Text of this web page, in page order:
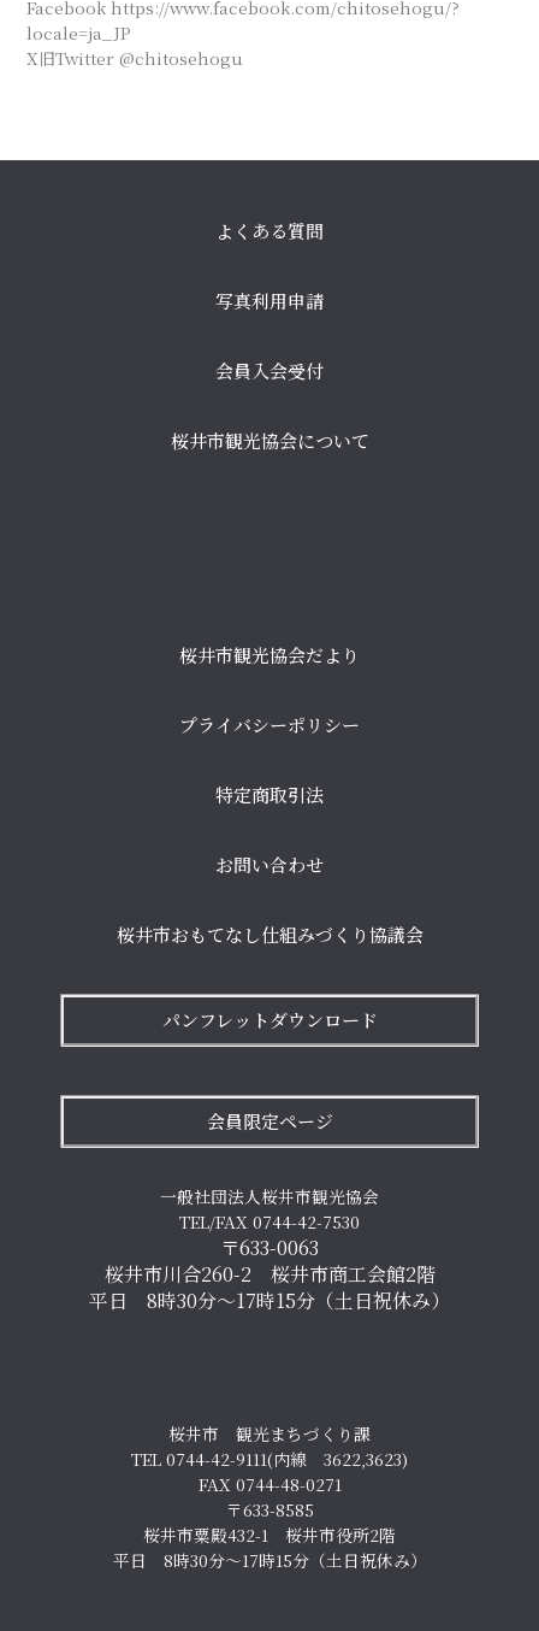
Facebook https://www.facebook.com/chitosehogu/?
locale=ja_JP
X旧Twitter @chitosehogu
よくある質問
写真利用申請
会員入会受付
桜井市観光協会について
桜井市観光協会だより
プライバシーポリシー
特定商取引法
お問い合わせ
桜井市おもてなし仕組みづくり協議会
パンフレットダウンロード
会員限定ページ
一般社団法人桜井市観光協会
TEL/FAX 0744-42-7530
〒633-0063
桜井市川合260-2 桜井市商工会館2階
平日 8時30分～17時15分（土日祝休み）
桜井市 観光まちづくり課
TEL 0744-42-9111(内線 3622,3623)
FAX 0744-48-0271
〒633-8585
桜井市粟殿432-1 桜井市役所2階
平日 8時30分～17時15分（土日祝休み）